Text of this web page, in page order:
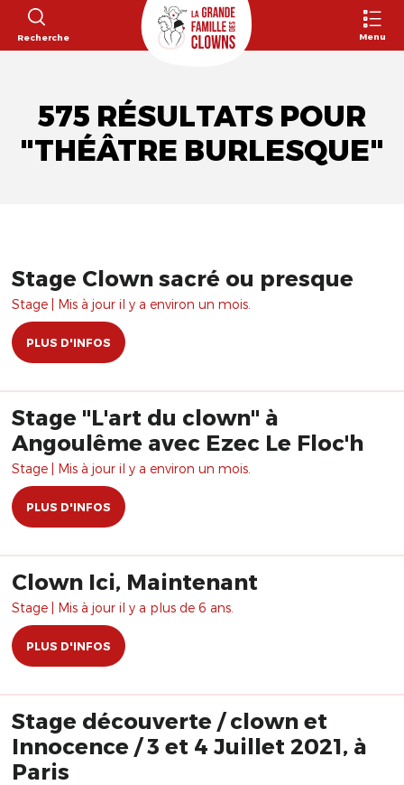
Recherche Menu
575 RÉSULTATS POUR
"THÉÂTRE BURLESQUE"
Stage Clown sacré ou presque
Stage | Mis à jour il y a environ un mois.
PLUS D'INFOS
Stage "L'art du clown" à
Angoulême avec Ezec Le Floc'h
Stage | Mis à jour il y a environ un mois.
PLUS D'INFOS
Clown Ici, Maintenant
Stage | Mis à jour il y a plus de 6 ans.
PLUS D'INFOS
Stage découverte / clown et
Innocence / 3 et 4 Juillet 2021, à
Paris